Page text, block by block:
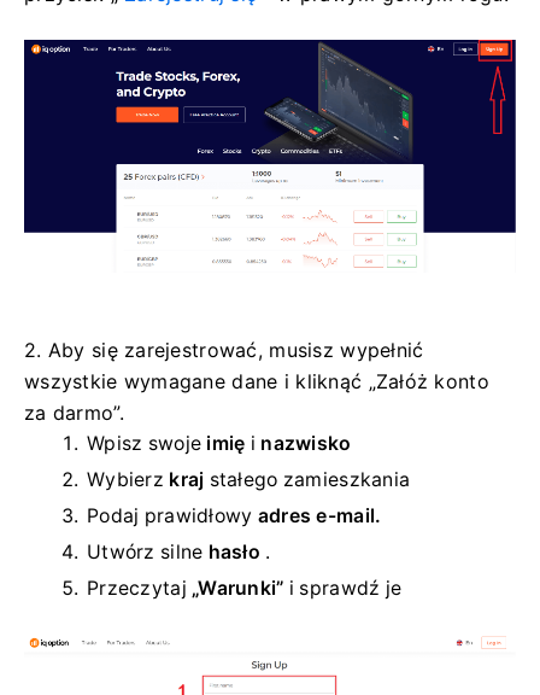
2. Aby się zarejestrować, musisz wypełnić
wszystkie wymagane dane i kliknąć „Załóż konto
za darmo”.
Wpisz swoje imię i nazwisko
Wybierz kraj stałego zamieszkania
Podaj prawidłowy adres e-mail.
Utwórz silne hasło .
Przeczytaj „Warunki” i sprawdź je